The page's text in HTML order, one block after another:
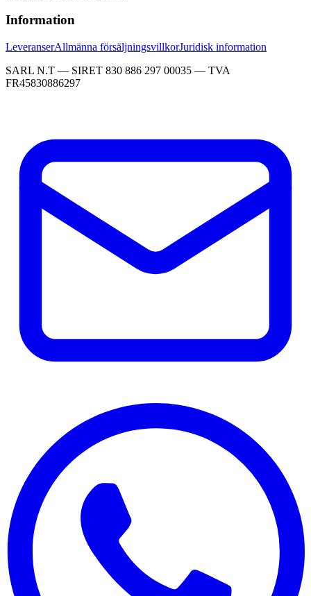
Information
LeveranserAllmänna försäljningsvillkorJuridisk information
SARL N.T — SIRET 830 886 297 00035 — TVA
FR45830886297